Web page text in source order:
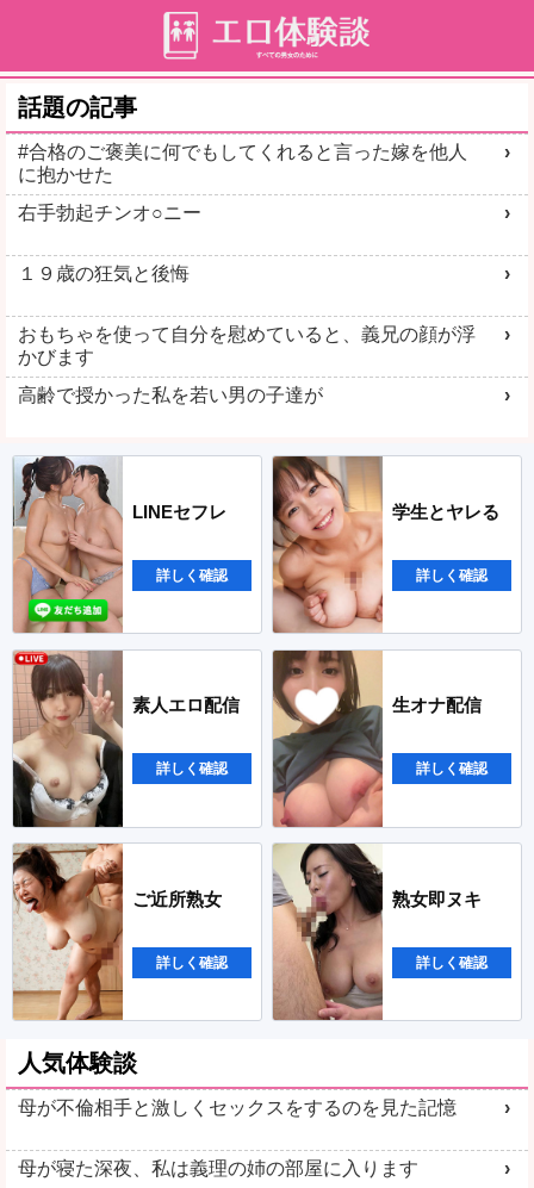
話題の記事
#合格のご褒美に何でもしてくれると言った嫁を他人
に抱かせた
右手勃起チンオ○ニー
１９歳の狂気と後悔
おもちゃを使って自分を慰めていると、義兄の顔が浮
かびます
高齢で授かった私を若い男の子達が
LINEセフレ
詳しく確認
学生とヤレる
詳しく確認
素人エロ配信
詳しく確認
生オナ配信
詳しく確認
ご近所熟女
詳しく確認
熟女即ヌキ
詳しく確認
人気体験談
母が不倫相手と激しくセックスをするのを見た記憶
母が寝た深夜、私は義理の姉の部屋に入ります